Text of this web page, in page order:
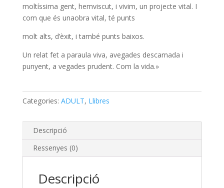
moltíssima gent, hemviscut, i vivim, un projecte vital. I
com que és unaobra vital, té punts
molt alts, d’èxit, i també punts baixos.
Un relat fet a paraula viva, avegades descarnada i
punyent, a vegades prudent. Com la vida.»
Categories: ADULT, Llibres
Descripció
Ressenyes (0)
Descripció